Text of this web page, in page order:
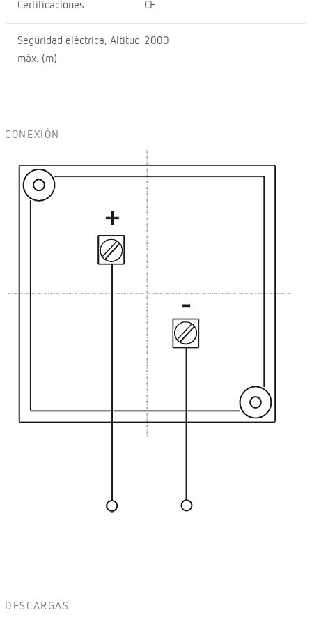
Certificaciones CE
Seguridad eléctrica, Altitud
máx. (m)
2000
CONEXIÓN
DESCARGAS